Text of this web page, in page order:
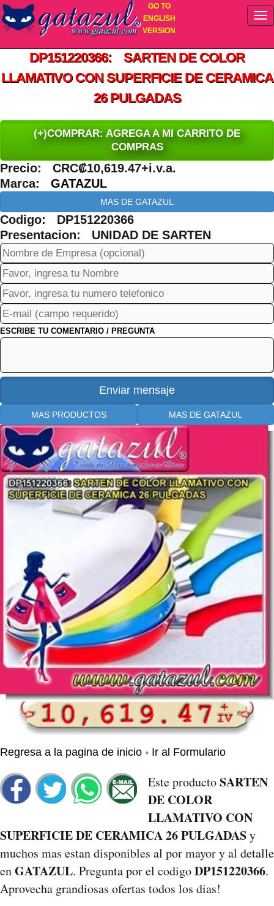
GO TO
ENGLISH
VERSION
DP151220366: SARTEN DE COLOR
LLAMATIVO CON SUPERFICIE DE CERAMICA
26 PULGADAS
(+)COMPRAR: AGREGA A MI CARRITO DE
COMPRAS
Precio: CRC₡10,619.47+i.v.a.
Marca: GATAZUL
MAS DE GATAZUL
Codigo: DP151220366
Presentacion: UNIDAD DE SARTEN
ESCRIBE TU COMENTARIO / PREGUNTA
MAS PRODUCTOS MAS DE GATAZUL
Regresa a la pagina de inicio • Ir al Formulario
Este productoSARTEN
DE COLOR
LLAMATIVO CON
SUPERFICIE DE CERAMICA 26 PULGADASy
muchos mas estan disponibles al por mayor y al detalle
enGATAZUL. Pregunta por el codigoDP151220366.
Aprovecha grandiosas ofertas todos los dias!